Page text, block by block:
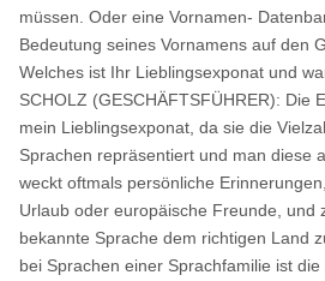
müssen. Oder eine Vornamen-
Bedeutung seines Vornamens auf den
Welches ist Ihr Lieblingsexponat und
SCHOLZ (GESCHÄFTSFÜHRER): Die
mein Lieblingsexponat, da sie die
Sprachen repräsentiert und man diese
weckt oftmals persönliche
Urlaub oder europäische Freunde, und
bekannte Sprache dem richtigen Land
bei Sprachen einer Sprachfamilie ist